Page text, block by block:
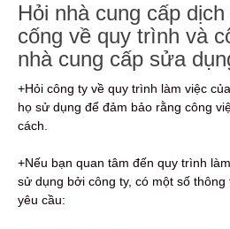
Hỏi nhà cung cấp
cống về quy trình và
nhà cung cấp sửa
+Hỏi công ty về quy trình làm việc
họ sử dụng để đảm bảo rằng công
cách.
+Nếu bạn quan tâm đến quy trình
sử dụng bởi công ty, có một số
yêu cầu: